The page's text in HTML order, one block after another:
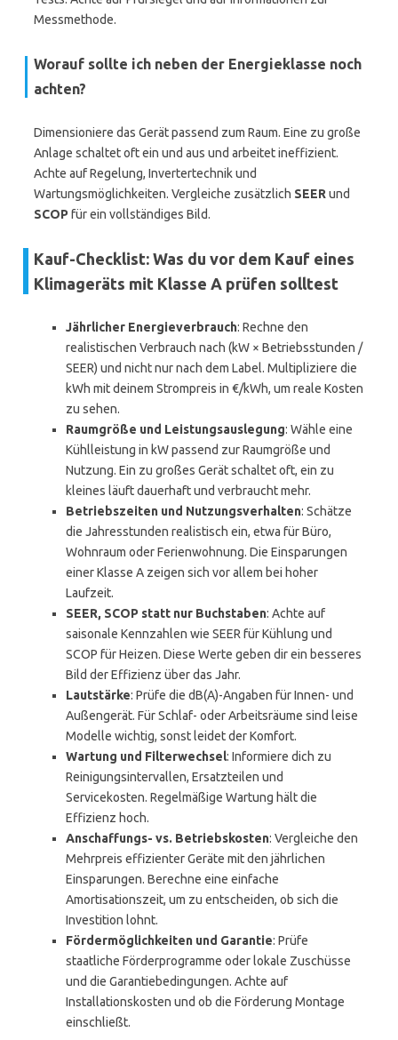
Messmethode.
Worauf sollte ich neben der Energieklasse noch
achten?
Dimensioniere das Gerät passend zum Raum. Eine zu große
Anlage schaltet oft ein und aus und arbeitet ineffizient.
Achte auf Regelung, Invertertechnik und
Wartungsmöglichkeiten. Vergleiche zusätzlich SEER und
SCOP für ein vollständiges Bild.
Kauf-Checklist: Was du vor dem Kauf eines
Klimageräts mit Klasse A prüfen solltest
Jährlicher Energieverbrauch: Rechne den
realistischen Verbrauch nach (kW × Betriebsstunden /
SEER) und nicht nur nach dem Label. Multipliziere die
kWh mit deinem Strompreis in €/kWh, um reale Kosten
zu sehen.
Raumgröße und Leistungsauslegung: Wähle eine
Kühlleistung in kW passend zur Raumgröße und
Nutzung. Ein zu großes Gerät schaltet oft, ein zu
kleines läuft dauerhaft und verbraucht mehr.
Betriebszeiten und Nutzungsverhalten: Schätze
die Jahresstunden realistisch ein, etwa für Büro,
Wohnraum oder Ferienwohnung. Die Einsparungen
einer Klasse A zeigen sich vor allem bei hoher
Laufzeit.
SEER, SCOP statt nur Buchstaben: Achte auf
saisonale Kennzahlen wie SEER für Kühlung und
SCOP für Heizen. Diese Werte geben dir ein besseres
Bild der Effizienz über das Jahr.
Lautstärke: Prüfe die dB(A)-Angaben für Innen- und
Außengerät. Für Schlaf- oder Arbeitsräume sind leise
Modelle wichtig, sonst leidet der Komfort.
Wartung und Filterwechsel: Informiere dich zu
Reinigungsintervallen, Ersatzteilen und
Servicekosten. Regelmäßige Wartung hält die
Effizienz hoch.
Anschaffungs- vs. Betriebskosten: Vergleiche den
Mehrpreis effizienter Geräte mit den jährlichen
Einsparungen. Berechne eine einfache
Amortisationszeit, um zu entscheiden, ob sich die
Investition lohnt.
Fördermöglichkeiten und Garantie: Prüfe
staatliche Förderprogramme oder lokale Zuschüsse
und die Garantiebedingungen. Achte auf
Installationskosten und ob die Förderung Montage
einschließt.